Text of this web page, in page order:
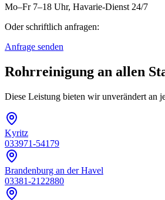
Mo–Fr 7–18 Uhr, Havarie-Dienst 24/7
Oder schriftlich anfragen:
Anfrage senden
Rohrreinigung an allen
Diese Leistung bieten wir unverändert an
Kyritz
033971-54179
Brandenburg an der Havel
03381-2122880